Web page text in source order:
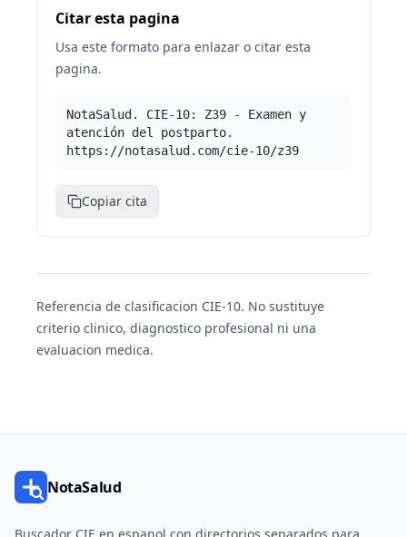
Citar esta pagina
Usa este formato para enlazar o citar esta
pagina.
NotaSalud. CIE-10: Z39 - Examen y
atención del postparto.
https://notasalud.com/cie-10/z39
Copiar cita
Referencia de clasificacion CIE-10. No sustituye
criterio clinico, diagnostico profesional ni una
evaluacion medica.
NotaSalud